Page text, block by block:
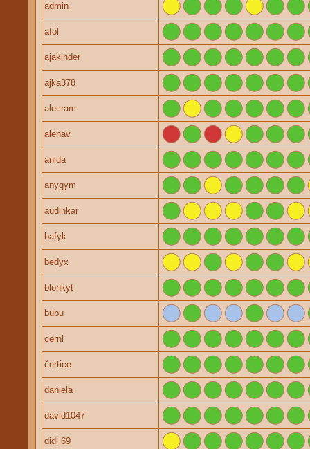
admin
afol
ajakinder
ajka378
alecram
alenav
anida
anygym
audinkar
bafyk
bedyx
blonkyt
bubu
cernl
čertice
daniela
david1047
didi 69